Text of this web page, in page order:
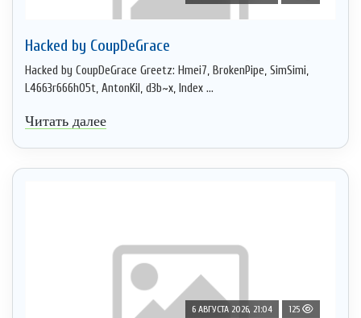
Hacked by CoupDeGrace
Hacked by CoupDeGrace Greetz: Hmei7, BrokenPipe, SimSimi,
L4663r666h05t, AntonKil, d3b~x, Index ...
Читать далее
6 АВГУСТА 2026, 21:04 125